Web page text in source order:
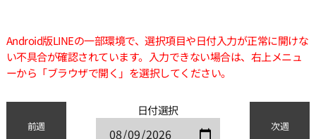
Android版LINEの一部環境で、選択項目や日付入力が正常に開けな
い不具合が確認されています。入力できない場合は、右上メニュ
ーから「ブラウザで開く」を選択してください。
前週
日付選択
次週